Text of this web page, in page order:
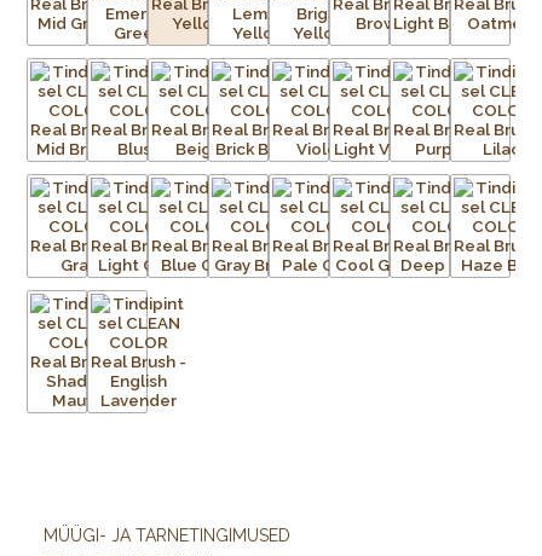
MÜÜGI- JA TARNETINGIMUSED